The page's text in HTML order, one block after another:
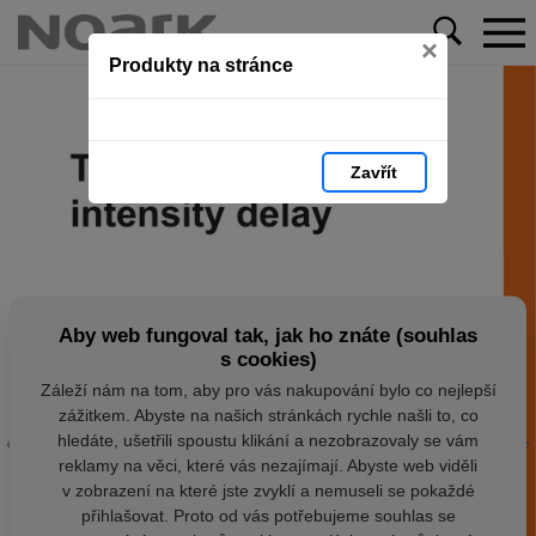
Produkty na stránce ×
Zavřít
Aby web fungoval tak, jak ho znáte (souhlas
s cookies)
Záleží nám na tom, aby pro vás nakupování bylo co nejlepší
zážitkem. Abyste na našich stránkách rychle našli to, co
hledáte, ušetřili spoustu klikání a nezobrazovaly se vám
reklamy na věci, které vás nezajímají. Abyste web viděli
v zobrazení na které jste zvyklí a nemuseli se pokaždé
přihlašovat. Proto od vás potřebujeme souhlas se